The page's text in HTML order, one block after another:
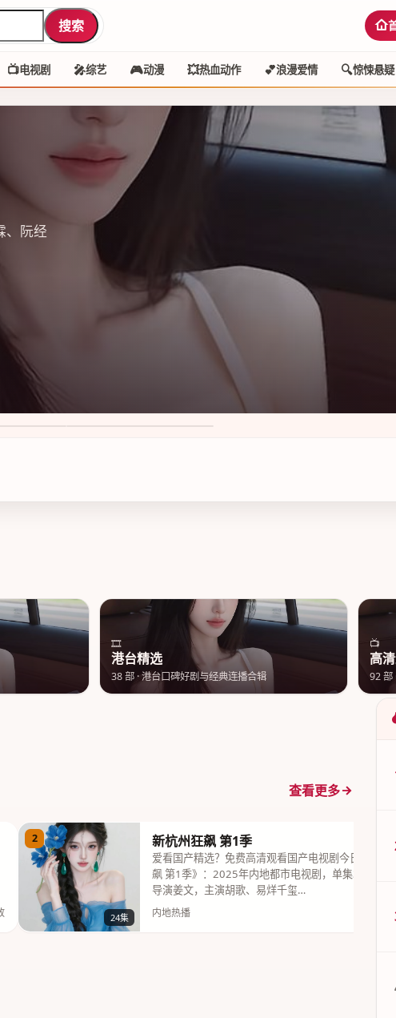
搜索
📺电视剧 🎤综艺 🎮动漫 💥热血动作 💕浪漫爱情 🔍惊悚悬疑
、阮经
8.7·49万次播放
🎞️
港台精选
38部 ·港台口碑好剧与经典连播合辑
📺
高
92部
查看更多
2
24集
新杭州狂飙 第1季
爱看国产精选？免费高清观看国产电视剧今日力推《
飙 第1季》：2025年内地都市电视剧，单集38分钟
导演姜文，主演胡歌、易烊千玺…
内地热播